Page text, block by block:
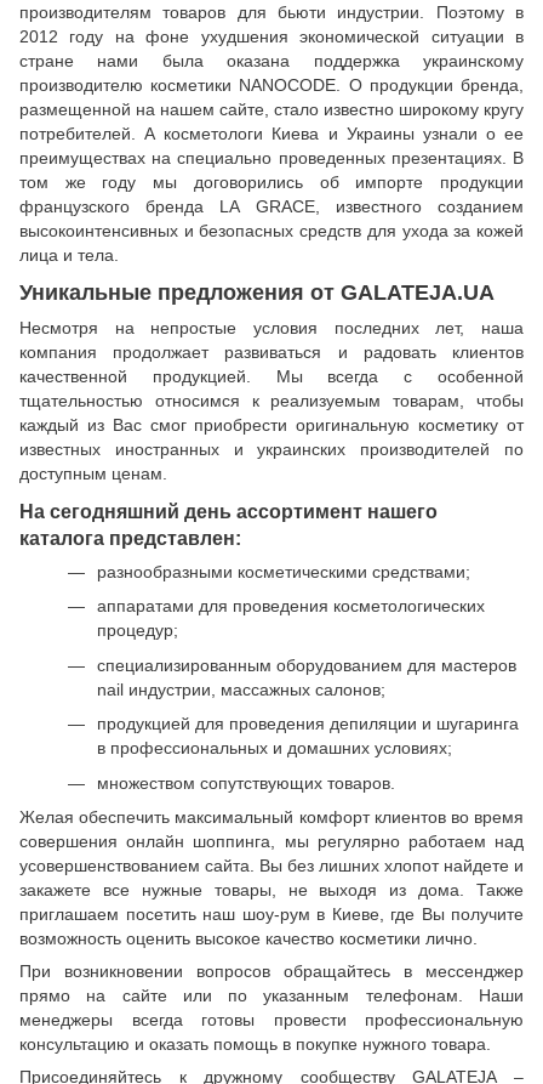
производителям товаров для бьюти индустрии. Поэтому в
2012 году на фоне ухудшения экономической ситуации в
стране нами была оказана поддержка украинскому
производителю косметики NANOCODE. О продукции бренда,
размещенной на нашем сайте, стало известно широкому кругу
потребителей. А косметологи Киева и Украины узнали о ее
преимуществах на специально проведенных презентациях. В
том же году мы договорились об импорте продукции
французского бренда LA GRACE, известного созданием
высокоинтенсивных и безопасных средств для ухода за кожей
лица и тела.
Уникальные предложения от GALATEJA.UA
Несмотря на непростые условия последних лет, наша
компания продолжает развиваться и радовать клиентов
качественной продукцией. Мы всегда с особенной
тщательностью относимся к реализуемым товарам, чтобы
каждый из Вас смог приобрести оригинальную косметику от
известных иностранных и украинских производителей по
доступным ценам.
На сегодняшний день ассортимент нашего
каталога представлен:
разнообразными косметическими средствами;
аппаратами для проведения косметологических
процедур;
специализированным оборудованием для мастеров
nail индустрии, массажных салонов;
продукцией для проведения депиляции и шугаринга
в профессиональных и домашних условиях;
множеством сопутствующих товаров.
Желая обеспечить максимальный комфорт клиентов во время
совершения онлайн шоппинга, мы регулярно работаем над
усовершенствованием сайта. Вы без лишних хлопот найдете и
закажете все нужные товары, не выходя из дома. Также
приглашаем посетить наш шоу-рум в Киеве, где Вы получите
возможность оценить высокое качество косметики лично.
При возникновении вопросов обращайтесь в мессенджер
прямо на сайте или по указанным телефонам. Наши
менеджеры всегда готовы провести профессиональную
консультацию и оказать помощь в покупке нужного товара.
Присоединяйтесь к дружному сообществу GALATEJA –